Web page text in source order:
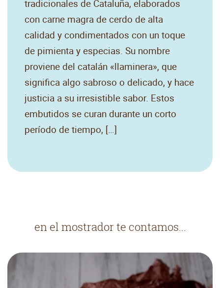
tradicionales de Cataluña, elaborados
con carne magra de cerdo de alta
calidad y condimentados con un toque
de pimienta y especias. Su nombre
proviene del catalán «llaminera», que
significa algo sabroso o delicado, y hace
justicia a su irresistible sabor. Estos
embutidos se curan durante un corto
período de tiempo, […]
en el mostrador te contamos...